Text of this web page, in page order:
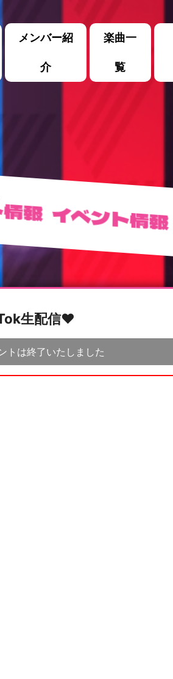
メンバー紹
介
楽曲一
覧
イベント情報 イ
生配信♥
トは終了いたしました